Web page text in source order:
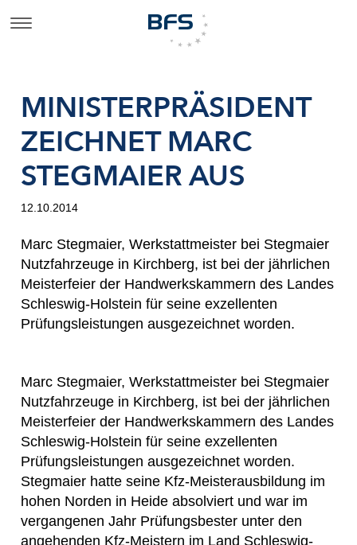
MINISTERPRÄSIDENT
ZEICHNET MARC
STEGMAIER AUS
12.10.2014
Marc Stegmaier, Werkstattmeister bei Stegmaier
Nutzfahrzeuge in Kirchberg, ist bei der jährlichen
Meisterfeier der Handwerkskammern des Landes
Schleswig-Holstein für seine exzellenten
Prüfungsleistungen ausgezeichnet worden.
Marc Stegmaier, Werkstattmeister bei Stegmaier
Nutzfahrzeuge in Kirchberg, ist bei der jährlichen
Meisterfeier der Handwerkskammern des Landes
Schleswig-Holstein für seine exzellenten
Prüfungsleistungen ausgezeichnet worden.
Stegmaier hatte seine Kfz-Meisterausbildung im
hohen Norden in Heide absolviert und war im
vergangenen Jahr Prüfungsbester unter den
angehenden Kfz-Meistern im Land Schleswig-